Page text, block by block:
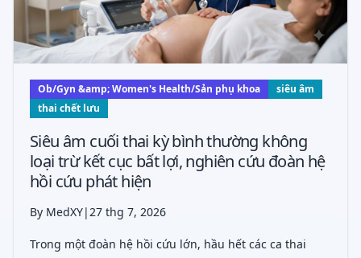
Ob/Gyn &amp; Women's Health/Sản phụ khoa
siêu âm
thai chết lưu
Siêu âm cuối thai kỳ bình thường không
loại trừ kết cục bất lợi, nghiên cứu đoàn hệ
hồi cứu phát hiện
By MedXY|27 thg 7, 2026
Trong một đoàn hệ hồi cứu lớn, hầu hết các ca thai